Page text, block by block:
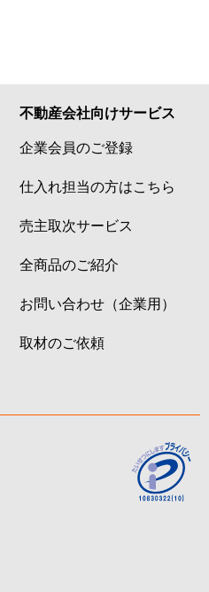
不動産会社向けサービス
企業会員のご登録
仕入れ担当の方はこちら
売主取次サービス
全商品のご紹介
お問い合わせ（企業用）
取材のご依頼